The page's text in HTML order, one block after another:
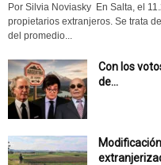
Por Silvia Noviasky En Salta, el
propietarios extranjeros. Se trata
del promedio...
Con los
de...